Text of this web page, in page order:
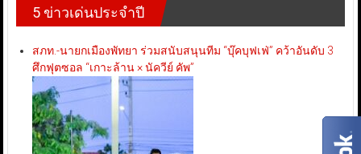
5 ข่าวเด่นประจำปี
สภท.-นายกเมืองพัทยา ร่วมสนับสนุนทีม “บุ๊คบุฟเฟ่” คว้าอันดับ 3
ศึกฟุตซอล “เกาะล้าน × นัควีย์ คัพ”